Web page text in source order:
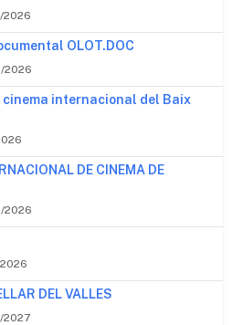
2026
OLOT.DOC
2026
cinema internacional del Baix
DE CINEMA DE
2026
DEL VALLES
2027